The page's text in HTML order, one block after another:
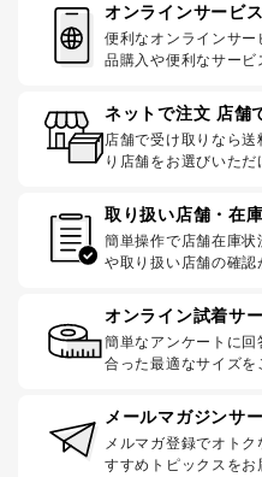
オンラインサービ
便利なオンラインサ
品購入や便利なサービ
ネットで注文 店舗
店舗で受け取りなら
り店舗をお選びいただ
取り扱い店舗・在
簡単操作で店舗在庫
や取り扱い店舗の確認
オンライン試着サ
簡単なアンケートに
合った最適なサイズを
メールマガジンサ
メルマガ登録でオト
すすめトピックスをお